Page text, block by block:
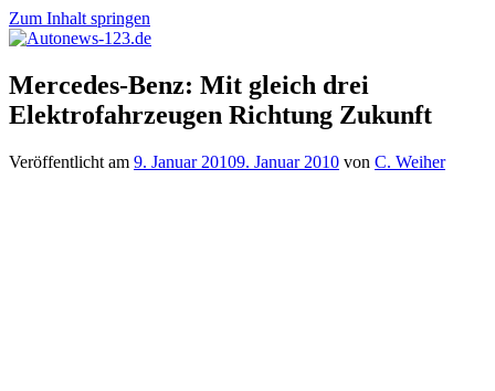
Zum Inhalt springen
Autonews-
123.de
Autonews
mit
Charme
Mercedes-Benz: Mit gleich drei
Elektrofahrzeugen Richtung Zukunft
Veröffentlicht am 9. Januar 20109. Januar 2010 von C. Weiher